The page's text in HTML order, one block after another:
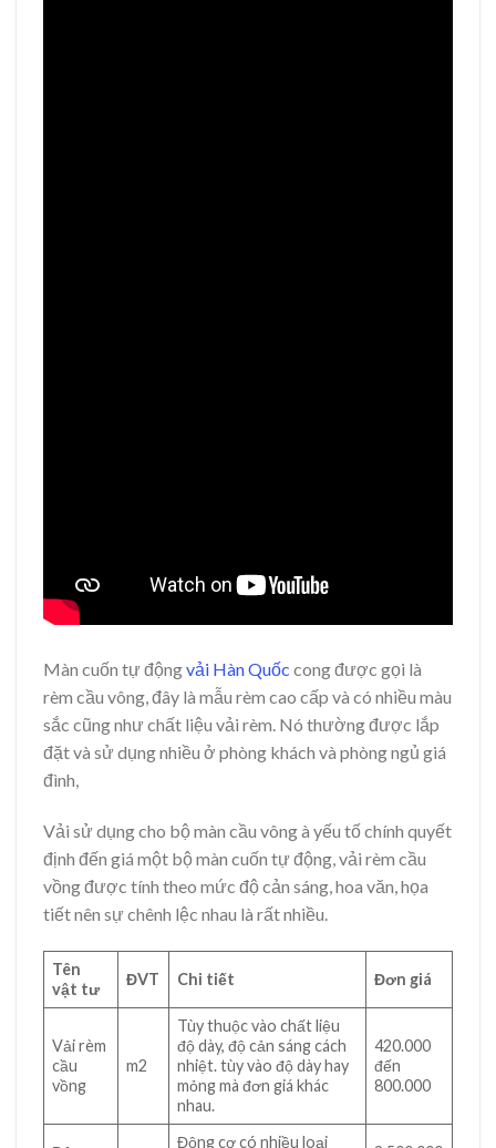
Màn cuốn tự độngvải Hàn Quốc cong được gọi là
rèm cầu vông, đây là mẫu rèm cao cấp và có nhiều màu
sắc cũng như chất liệu vải rèm. Nó thường được lắp
đặt và sử dụng nhiều ở phòng khách và phòng ngủ giá
đình,
Vải sử dụng cho bộ màn cầu vông à yếu tố chính quyết
định đến giá một bộ màn cuốn tự động, vải rèm cầu
vồng được tính theo mức độ cản sáng, hoa văn, họa
tiết nên sự chênh lệc nhau là rất nhiều.
Tên
vật tư
ĐVT Chi tiết Đơn giá
Vải rèm
cầu
vồng
m2
Tùy thuộc vào chất liệu
độ dày, độ cản sáng cách
nhiệt. tùy vào độ dày hay
mỏng mà đơn giá khác
nhau.
420.000
đến
800.000
Động cơ có nhiều loại